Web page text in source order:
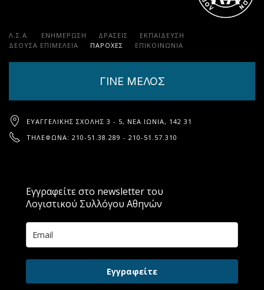
Λ.Σ.Α. ΕΝΗΜΕΡΩΣΗ ΔΡΑΣΕΙΣ
ΕΚΠΑΊΔΕΥΣΗ
ΔΕΟΥΣΑ ΕΠΙΜΕΛΕΙΑ
ΠΑΡΟΧΈΣ ΕΠΙΚΟΙΝΩΝΊΑ
ΓΙΝΕ ΜΕΛΟΣ
ΕΥΑΓΓΕΛΙΚΉΣ ΣΧΟΛΉΣ 3 - 5, ΝΈΑ ΙΩΝΊΑ, 142 31
ΤΗΛΈΦΩΝΑ: 210-51.38.289 - 210-51.57.310
Εγγραφείτε στο newsletter του
Λογιστικού Συλλόγου Αθηνών
Εγγραφείτε